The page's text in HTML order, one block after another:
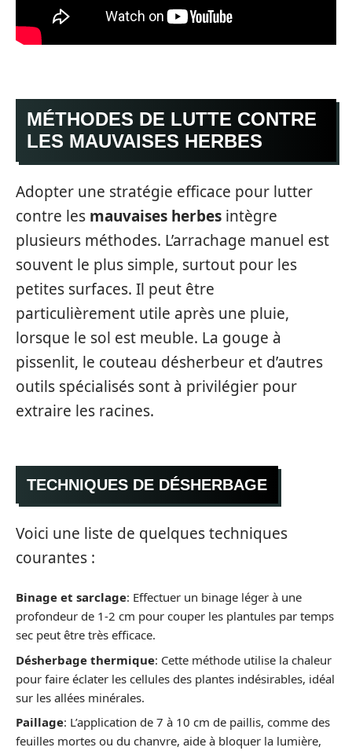
MÉTHODES DE LUTTE CONTRE
LES MAUVAISES HERBES
Adopter une stratégie efficace pour lutter
contre les mauvaises herbes intègre
plusieurs méthodes. L’arrachage manuel est
souvent le plus simple, surtout pour les
petites surfaces. Il peut être
particulièrement utile après une pluie,
lorsque le sol est meuble. La gouge à
pissenlit, le couteau désherbeur et d’autres
outils spécialisés sont à privilégier pour
extraire les racines.
TECHNIQUES DE DÉSHERBAGE
Voici une liste de quelques techniques
courantes :
Binage et sarclage: Effectuer un binage léger à une
profondeur de 1-2 cm pour couper les plantules par temps
sec peut être très efficace.
Désherbage thermique: Cette méthode utilise la chaleur
pour faire éclater les cellules des plantes indésirables, idéal
sur les allées minérales.
Paillage: L’application de 7 à 10 cm de paillis, comme des
feuilles mortes ou du chanvre, aide à bloquer la lumière,